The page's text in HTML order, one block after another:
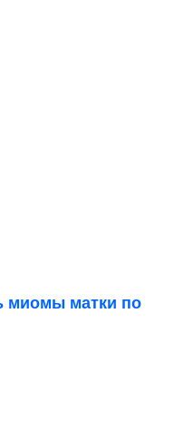
миомы матки по